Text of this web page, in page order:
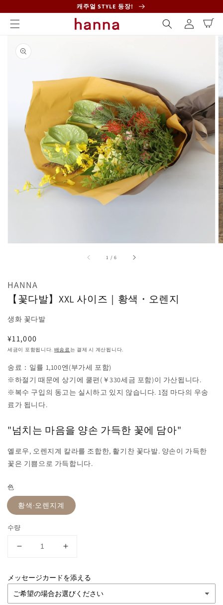
뛰기
캐주얼 STYLE 등장!
로
그
카
트
보로 건
너뛰기
갤
러
리
보
기
서
1 /중
6
HANNA
【꽃다발】XXL 사이즈｜황색・오렌지
생화 꽃다발
정
가
¥11,000
세금이 포함됩니다. 배송료는 결제 시 계산됩니다.
송료：일률 1,100엔(부가세 포함)
※하절기 때문에 상기에 쿨편(￥330세금 포함)이 가산됩니다.
※복수 구입의 동고는 실시하고 있지 않습니다. 1점 마다의 우송
료가 됩니다.
"넘치는 마음을 양손 가득한 꽃에 담아"
옐로우, 오렌지계 칼라를 조합한, 활기찬 꽃다발. 양손이 가득한
꽃은 기쁨으로 가득합니다.
色
황색·오렌지계
수량
발】
XXL
사
【꽃
발】
XXL
사
メッセージカードを添える